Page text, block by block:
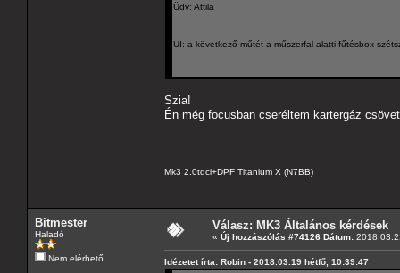
Üdv: Attila
UI: a következő műtét a műszerfal alatti fűtésbox
Szia!
Én még focusban cseréltem kartergáz
Mk3 2.0tdci+DPF Titanium X (N7BB)
Bitmester
Haladó
Nem elérhető
Válasz: MK3 Általános kérdések
« Új hozzászólás #74126 Dátum:
Idézetet írta: Robin - 2018.03.19 hétfő, 10:39:47